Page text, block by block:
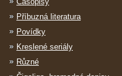
Příbuzná literatura
Povídky
Kreslené seriály
Různé